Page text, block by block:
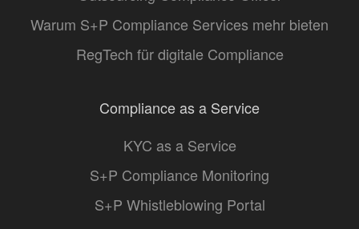
Warum S+P Compliance Services mehr bieten
RegTech für digitale Compliance
Compliance as a Service
KYC as a Service
S+P Compliance Monitoring
S+P Whistleblowing Portal